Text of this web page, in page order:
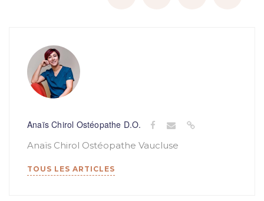
Anaïs Chirol Ostéopathe D.O.
Anaïs Chirol Ostéopathe Vaucluse
TOUS LES ARTICLES